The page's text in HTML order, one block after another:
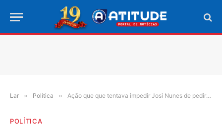
Lar » Política » Ação que que tentava impedir Josi Nunes de pedir votos a servidores públicos é negada pela justiça
POLÍTICA